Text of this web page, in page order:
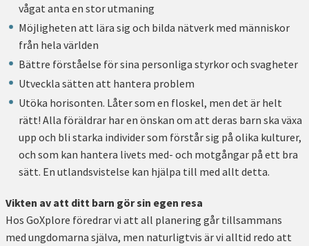
vågat anta en stor utmaning
Möjligheten att lära sig och bilda nätverk med människor
från hela världen
Bättre förståelse för sina personliga styrkor och svagheter
Utveckla sätten att hantera problem
Utöka horisonten. Låter som en floskel, men det är helt
rätt! Alla föräldrar har en önskan om att deras barn ska växa
upp och bli starka individer som förstår sig på olika kulturer,
och som kan hantera livets med- och motgångar på ett bra
sätt. En utlandsvistelse kan hjälpa till med allt detta.
Vikten av att ditt barn gör sin egen resa
Hos GoXplore föredrar vi att all planering går tillsammans
med ungdomarna själva, men naturligtvis är vi alltid redo att